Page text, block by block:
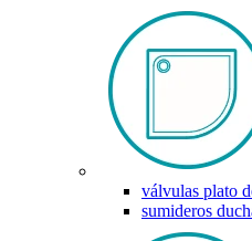
válvulas plato
sumideros